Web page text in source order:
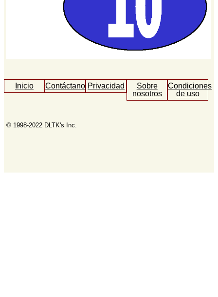
Inicio ContáctanosPrivacidad
Sobre
nosotros
Condiciones
de uso
© 1998-2022 DLTK's Inc.